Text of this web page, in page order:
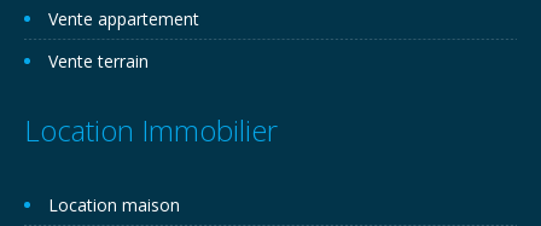
Vente appartement
Vente terrain
Location Immobilier
Location maison